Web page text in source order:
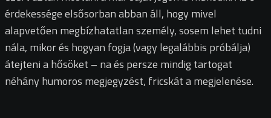
érdekessége elsősorban abban áll, hogy mivel
alapvetően megbízhatatlan személy, sosem lehet tudni
nála, mikor és hogyan fogja (vagy legalábbis próbálja)
átejteni a hősöket – na és persze mindig tartogat
néhány humoros megjegyzést, fricskát a megjelenése.